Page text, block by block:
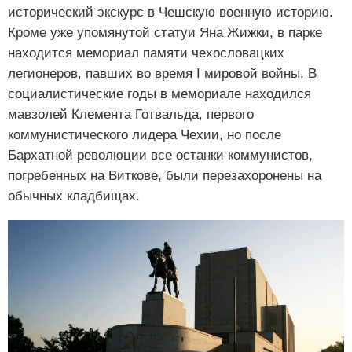
исторический экскурс в Чешскую военную историю.
Кроме уже упомянутой статуи Яна Жижки, в парке
находится мемориал памяти чехословацких
легионеров, павших во время I мировой войны. В
социалистические годы в мемориале находился
мавзолей Клемента Готвальда, первого
коммунистического лидера Чехии, но после
Бархатной революции все останки коммунистов,
погребенных на Виткове, были перезахоронены на
обычных кладбищах.